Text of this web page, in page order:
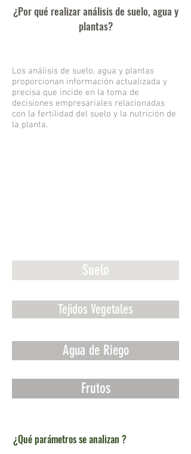
¿Por qué realizar análisis de suelo, agua y
plantas?
Los análisis de suelo, agua y plantas
proporcionan información actualizada y
precisa que incide en la toma de
decisiones empresariales relacionadas
con la fertilidad del suelo y la nutrición de
la planta.
Suelo
Tejidos Vegetales
Agua de Riego
Frutos
¿Qué parámetros se analizan ?